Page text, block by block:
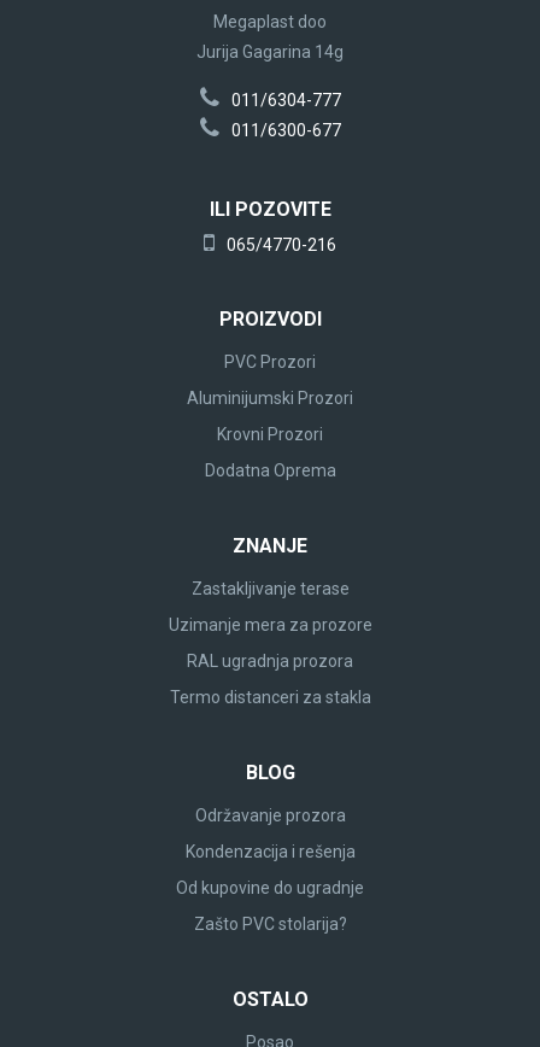
Megaplast doo
Jurija Gagarina 14g
011/6304-777
011/6300-677
ILI POZOVITE
065/4770-216
PROIZVODI
PVC Prozori
Aluminijumski Prozori
Krovni Prozori
Dodatna Oprema
ZNANJE
Zastakljivanje terase
Uzimanje mera za prozore
RAL ugradnja prozora
Termo distanceri za stakla
BLOG
Održavanje prozora
Kondenzacija i rešenja
Od kupovine do ugradnje
Zašto PVC stolarija?
OSTALO
Posao